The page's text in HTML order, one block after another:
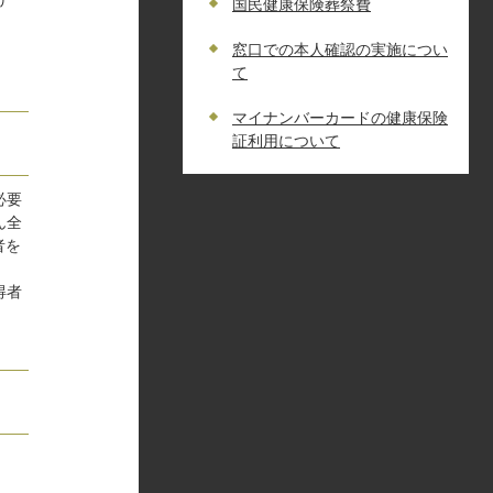
要
全
を
者
国民健康保険葬祭費
窓口での本人確認の実施につい
て
マイナンバーカードの健康保険
証利用について